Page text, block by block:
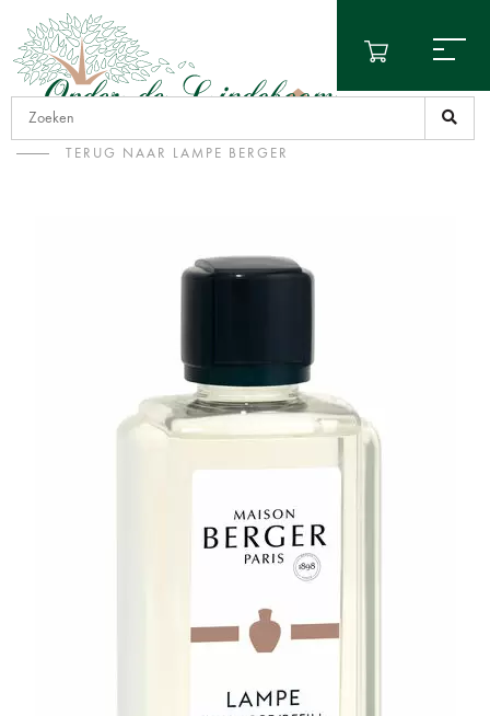
TERUG NAAR LAMPE BERGER